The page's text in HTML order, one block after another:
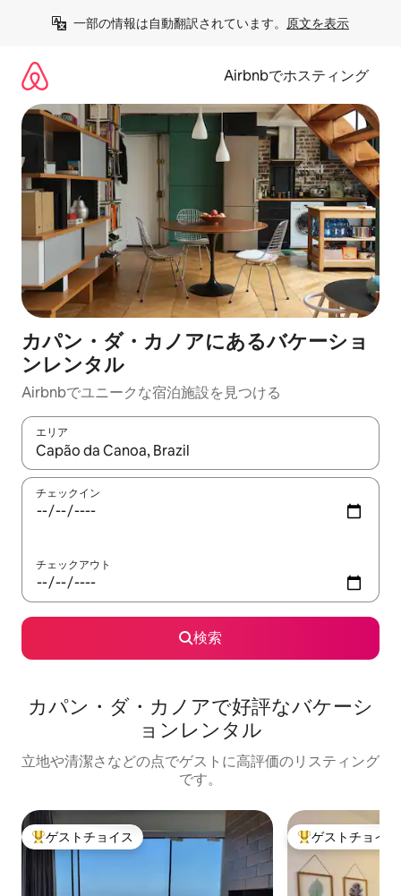
一部の情報は自動翻訳されています。 原文を表示
Airbnbでホスティング
カパン・ダ・カノアにあるバケーショ
ンレンタル
Airbnbでユニークな宿泊施設を見つける
エリア
検索結果が表示されたら、上下の矢印キーを使って移動するか
チェックイン
チェックアウト
検索
カパン・ダ・カノアで好評なバケーシ
ョンレンタル
立地や清潔さなどの点でゲストに高評価のリスティング
です。
大好評のゲストチョイスです。
ゲストチョイス 大好評のゲスト
ゲストチョイス